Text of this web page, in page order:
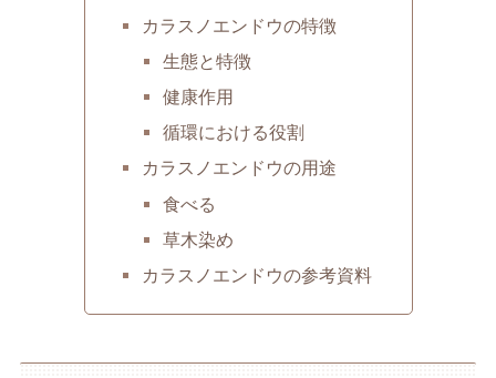
カラスノエンドウの特徴
生態と特徴
健康作用
循環における役割
カラスノエンドウの用途
食べる
草木染め
カラスノエンドウの参考資料